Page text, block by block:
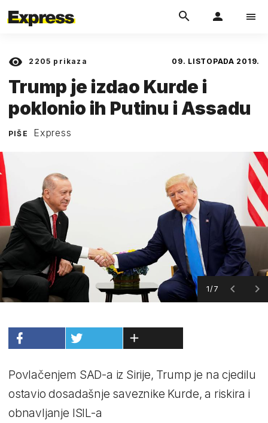
2205 prikaza 09. LISTOPADA 2019.
Trump je izdao Kurde i
poklonio ih Putinu i Assadu
PIŠE Express
1/7
Povlačenjem SAD-a iz Sirije, Trump je na cjedilu
ostavio dosadašnje saveznike Kurde, a riskira i
obnavljanje ISIL-a